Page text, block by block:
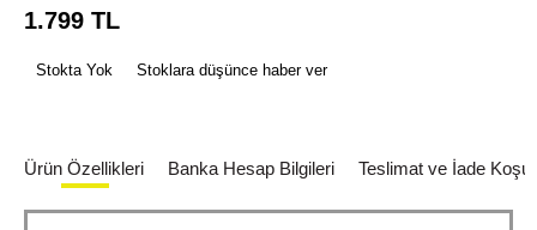
1.799 TL
Stokta Yok Stoklara düşünce haber ver
Ürün Özellikleri Banka Hesap Bilgileri Teslimat ve İade